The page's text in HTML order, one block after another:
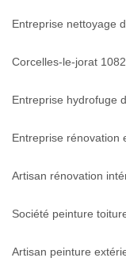
Entreprise nettoyage
Corcelles-le-jorat 1082
Entreprise hydrofuge
Entreprise rénovation
Artisan rénovation
Société peinture
Artisan peinture